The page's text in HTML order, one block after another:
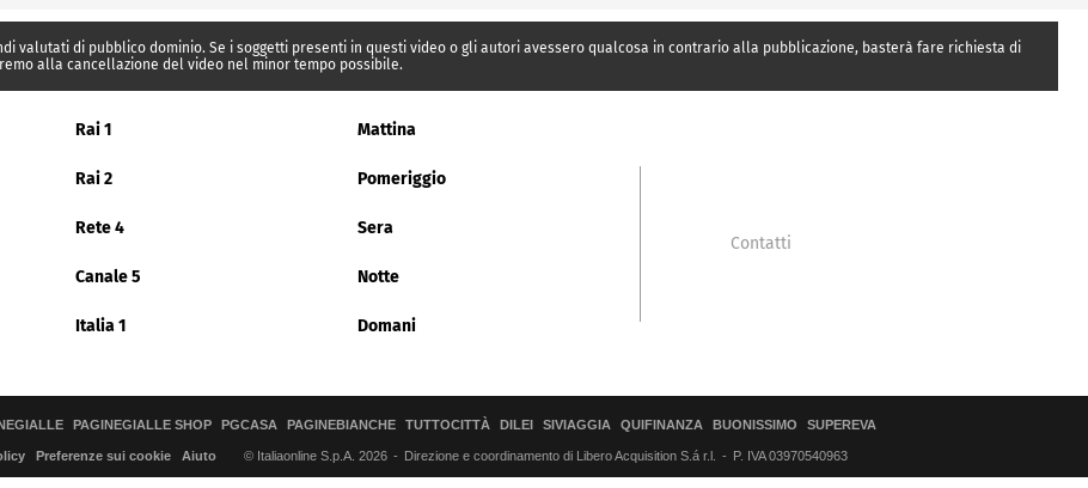
valutati di pubblico dominio. Se i soggetti presenti in questi video o gli autori avessero qualcosa in contrario alla pubblicazione, basterà fare richiesta di
alla cancellazione del video nel minor tempo possibile.
Rai 1 Mattina
Rai 2 Pomeriggio
Rete 4 Sera
Canale 5 Notte
Italia 1 Domani
Contatti
PAGINEGIALLE SHOP PGCASA PAGINEBIANCHE TUTTOCITTÀ DILEI SIVIAGGIA QUIFINANZA BUONISSIMO SUPEREVA
Preferenze sui cookie Aiuto © Italiaonline S.p.A. 2026 Direzione e coordinamento di Libero Acquisition S.á r.l. P. IVA 03970540963